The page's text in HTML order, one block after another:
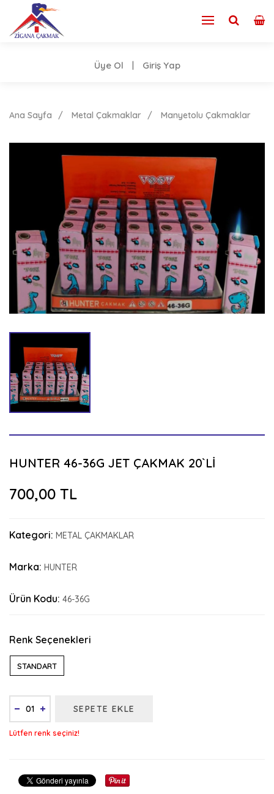
Üye Ol Giriş Yap
Ana Sayfa Metal Çakmaklar Manyetolu Çakmaklar
HUNTER 46-36G JET ÇAKMAK 20`Lİ
700,00 TL
Kategori: METAL ÇAKMAKLAR
Marka: HUNTER
Ürün Kodu: 46-36G
Renk Seçenekleri
STANDART
SEPETE EKLE
Lütfen renk seçiniz!